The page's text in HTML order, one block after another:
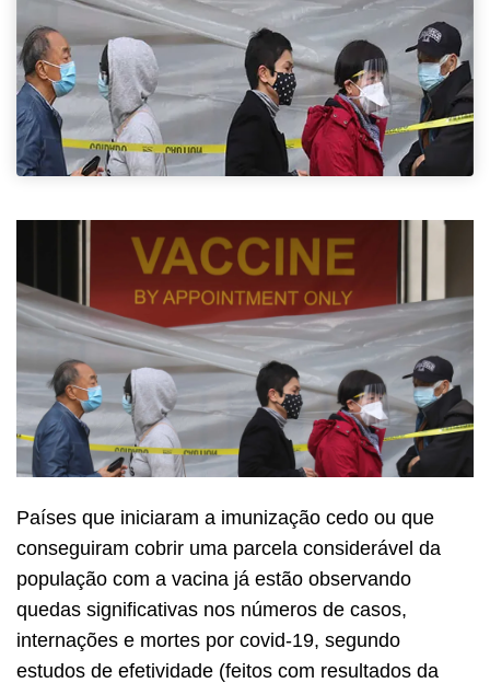
Países que iniciaram a imunização cedo ou que
conseguiram cobrir uma parcela considerável da
população com a vacina já estão observando
quedas significativas nos números de casos,
internações e mortes por covid-19, segundo
estudos de efetividade (feitos com resultados da